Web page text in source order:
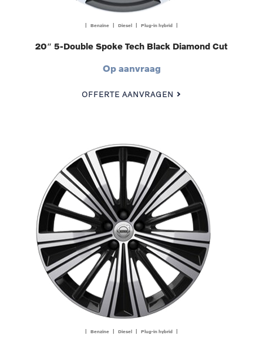
| Benzine | Diesel | Plug-in hybrid |
20″ 5-Double Spoke Tech Black Diamond Cut
Op aanvraag
OFFERTE AANVRAGEN
| Benzine | Diesel | Plug-in hybrid |